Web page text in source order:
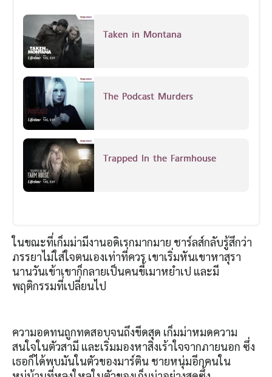
Taken in Montana
The Podcast Murders
Trapped In the Farmhouse
ในขณะที่เก็มม่ามีงานอดิเรกมากมาย ชาร์ลส์กลับรู้สึกว่า
ภรรยาไม่ใส่ใจตนเองเท่าที่ควร เขาเริ่มหันเขาหาสุรา
นานวันเข้าเขาก็กลายเป็นคนขี้เมาหยำเป และมี
พฤติกรรมที่เปลี่ยนไป
ความอดทนถูกทดสอบจนถึงขีดสุด เก็มม่าหมดความ
สนใจในตัวสามี และเริ่มมองหาสิ่งเร้าใจจากภายนอก ซึ่ง
เธอก็ได้พบมันในตัวของมาร์ติน ชายหนุ่มอีกคนใน